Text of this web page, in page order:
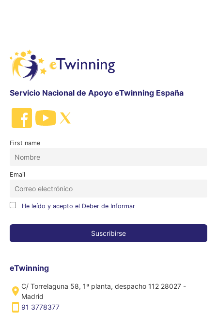
Servicio Nacional de Apoyo eTwinning España
First name
Email
He leído y acepto el Deber de Informar
eTwinning
C/ Torrelaguna 58, 1ª planta, despacho 112 28027 -
Madrid
91 3778377